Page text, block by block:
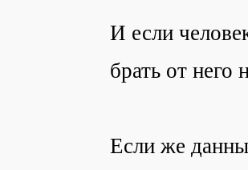
И если
брать от него
Если же